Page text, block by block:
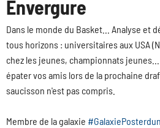
Envergure
Dans le monde du Basket... Analyse et
tous horizons : universitaires aux USA
chez les jeunes, championnats
épater vos amis lors de la prochaine
saucisson n'est pas compris.
Membre de la galaxie